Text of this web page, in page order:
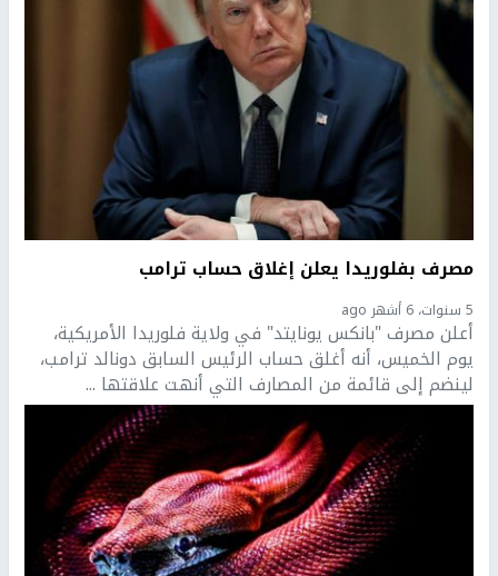
مصرف بفلوريدا يعلن إغلاق حساب ترامب
5 سنوات، 6 أشهر ago
أعلن مصرف "بانكس يونايتد" في ولاية فلوريدا الأمريكية،
يوم الخميس، أنه أغلق حساب الرئيس السابق دونالد ترامب،
لينضم إلى قائمة من المصارف التي أنهت علاقتها ...